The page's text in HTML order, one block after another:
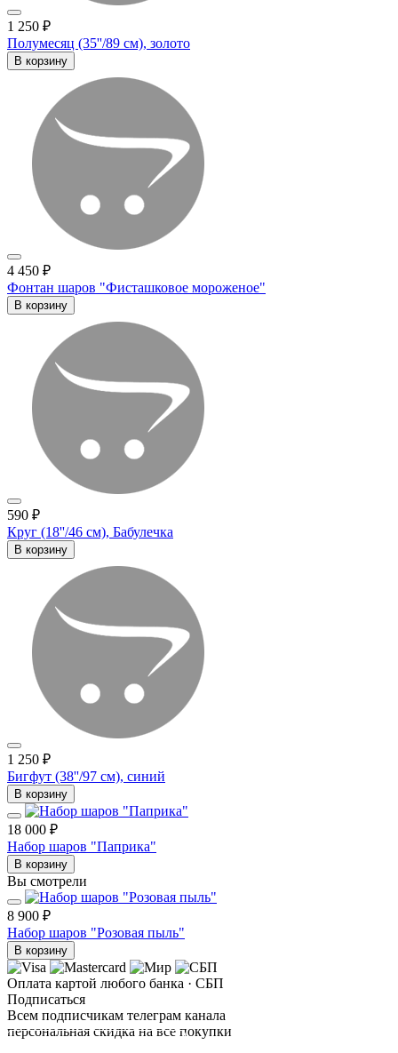
1 250 ₽
Полумесяц (35''/89 см), золото
В корзину
4 450 ₽
Фонтан шаров "Фисташковое мороженое"
В корзину
590 ₽
Круг (18''/46 см), Бабулечка
В корзину
1 250 ₽
Бигфут (38''/97 см), синий
В корзину
18 000 ₽
Набор шаров "Паприка"
В корзину
Вы смотрели
8 900 ₽
Набор шаров "Розовая пыль"
В корзину
Оплата картой любого банка · СБП
Подписаться
Всем подписчикам телеграм канала
персональная скидка на все покупки